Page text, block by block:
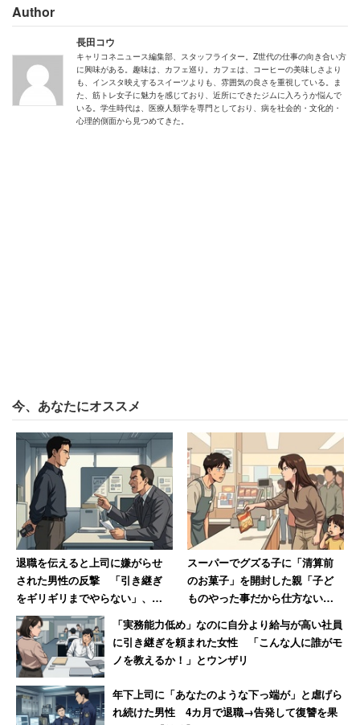
Author
長田コウ
キャリコネニュース編集部、スタッフライター。Z世代の仕事の向き合い方
に興味がある。趣味は、カフェ巡り。カフェは、コーヒーの美味しさより
も、インスタ映えするスイーツよりも、雰囲気の良さを重視している。ま
た、筋トレ女子に魅力を感じており、近所にできたジムに入ろうか悩んで
いる。学生時代は、医療人類学を専門としており、病を社会的・文化的・
心理的側面から見つめてきた。
今、あなたにオススメ
退職を伝えると上司に嫌がらせ
された男性の反撃 「引き継ぎ
をギリギリまでやらない」、し
かも「ちゃんと録音しました」
スーパーでグズる子に「清算前
のお菓子」を開封した親「子ど
ものやった事だから仕方ないで
しょ」と開き直る 男性店員の
回想
「実務能力低め」なのに自分より給与が高い社員
に引き継ぎを頼まれた女性 「こんな人に誰がモ
ノを教えるか！」とウンザリ
年下上司に「あなたのような下っ端が」と虐げら
れ続けた男性 4カ月で退職→告発して復讐を果